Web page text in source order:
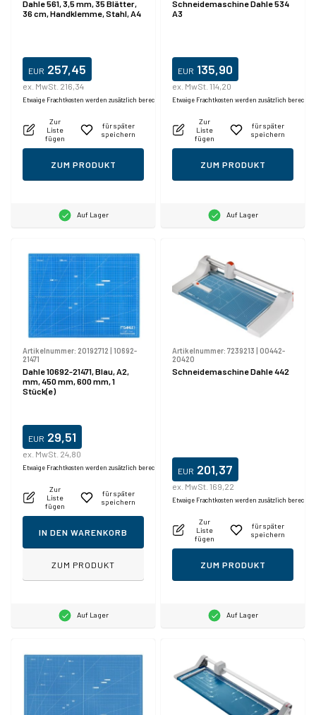
Dahle 561, 3,5 mm, 35 Blätter,
36 cm, Handklemme, Stahl, A4
EUR 257,45
ex. MwSt. 216,34
Etwaige Frachtkosten werden zusätzlich berechnet.
Zur
Liste
fügen
für später
speichern
ZUM PRODUKT
Auf Lager
Schneidemaschine Dahle 534
A3
EUR 135,90
ex. MwSt. 114,20
Etwaige Frachtkosten werden zusätzlich
Zur
Liste
fügen
für später
speichern
ZUM PRODUKT
Auf Lager
Artikelnummer: 20192712
10692-
21471
Dahle 10692-21471, Blau, A2,
mm, 450 mm, 600 mm, 1
Stück(e)
EUR 29,51
ex. MwSt. 24,80
Etwaige Frachtkosten werden zusätzlich berechnet.
Zur
Liste
fügen
für später
speichern
IN DEN WARENKORB
ZUM PRODUKT
Auf Lager
Artikelnummer: 7239213
00442-
20420
Schneidemaschine Dahle 442
EUR 201,37
ex. MwSt. 169,22
Etwaige Frachtkosten werden zusätzlich
Zur
Liste
fügen
für später
speichern
ZUM PRODUKT
Auf Lager